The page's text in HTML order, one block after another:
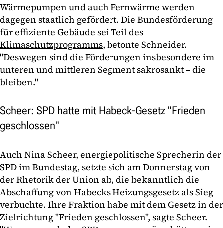
Wärmepumpen und auch Fernwärme werden
dagegen staatlich gefördert. Die Bundesförderung
für effiziente Gebäude sei Teil des
Klimaschutzprogramms, betonte Schneider.
"Deswegen sind die Förderungen insbesondere im
unteren und mittleren Segment sakrosankt – die
bleiben."
Scheer: SPD hatte mit Habeck-Gesetz "Frieden
geschlossen"
Auch Nina Scheer, energiepolitische Sprecherin der
SPD im Bundestag, setzte sich am Donnerstag von
der Rhetorik der Union ab, die bekanntlich die
Abschaffung von Habecks Heizungsgesetz als Sieg
verbuchte. Ihre Fraktion habe mit dem Gesetz in der
Zielrichtung "Frieden geschlossen", sagte Scheer.